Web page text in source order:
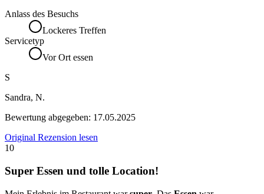
Anlass des Besuchs
Lockeres Treffen
Servicetyp
Vor Ort essen
S
Sandra, N.
Bewertung abgegeben: 17.05.2025
Original Rezension lesen
10
Super Essen und tolle Location!